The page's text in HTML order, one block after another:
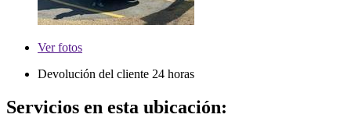
Verfotos
Devolución del cliente 24 horas
Servicios en esta ubicación: